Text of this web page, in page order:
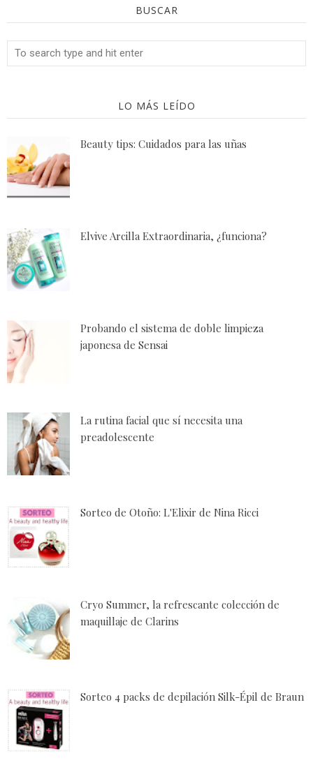
BUSCAR
LO MÁS LEÍDO
Beauty tips: Cuidados para las uñas
Elvive Arcilla Extraordinaria, ¿funciona?
Probando el sistema de doble limpieza
japonesa de Sensai
La rutina facial que sí necesita una
preadolescente
Sorteo de Otoño: L'Elixir de Nina Ricci
Cryo Summer, la refrescante colección de
maquillaje de Clarins
Sorteo 4 packs de depilación Silk-Épil de Braun